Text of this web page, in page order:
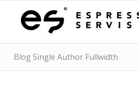
Blog Single Author Fullwidth